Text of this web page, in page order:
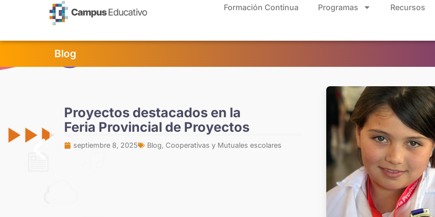
Formación Continua Programas Recursos
Blog
Proyectos destacados en la
Feria Provincial de Proyectos
septiembre 8, 2025 Blog, Cooperativas y Mutuales escolares